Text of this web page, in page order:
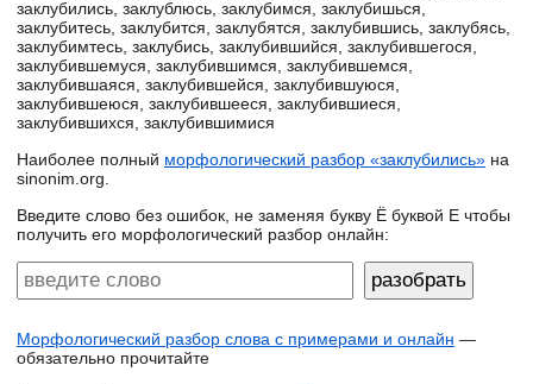
заклубились, заклублюсь, заклубимся, заклубишься,
заклубитесь, заклубится, заклубятся, заклубившись, заклубясь,
заклубимтесь, заклубись, заклубившийся, заклубившегося,
заклубившемуся, заклубившимся, заклубившемся,
заклубившаяся, заклубившейся, заклубившуюся,
заклубившеюся, заклубившееся, заклубившиеся,
заклубившихся, заклубившимися
Наиболее полный морфологический разбор «заклубились» на
sinonim.org.
Введите слово без ошибок, не заменяя букву Ё буквой Е чтобы
получить его морфологический разбор онлайн:
Морфологический разбор слова с примерами и онлайн —
обязательно прочитайте